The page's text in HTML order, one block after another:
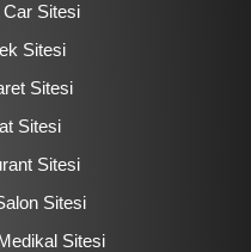
Car Sitesi
Sitesi
Sitesi
Sitesi
Sitesi
Sitesi
Sitesi